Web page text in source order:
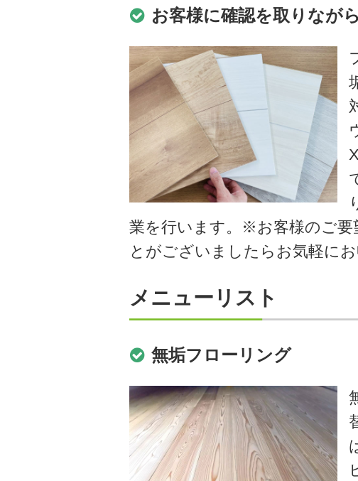
お客様に確認を取りなが
業を行います。※お客様のご要
とがございましたらお気軽にお
メニューリスト
無垢フローリング